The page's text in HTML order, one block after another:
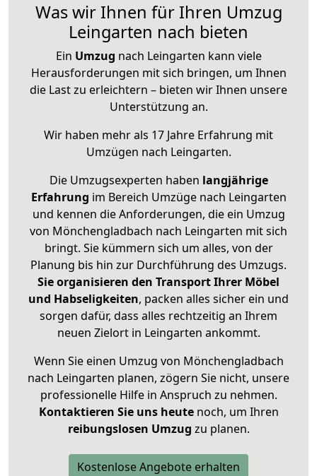
Was wir Ihnen für Ihren Umzug
Leingarten nach bieten
Ein Umzug nach Leingarten kann viele
Herausforderungen mit sich bringen, um Ihnen
die Last zu erleichtern – bieten wir Ihnen unsere
Unterstützung an.
Wir haben mehr als 17 Jahre Erfahrung mit
Umzügen nach Leingarten.
Die Umzugsexperten haben langjährige
Erfahrung im Bereich Umzüge nach Leingarten
und kennen die Anforderungen, die ein Umzug
von Mönchengladbach nach Leingarten mit sich
bringt. Sie kümmern sich um alles, von der
Planung bis hin zur Durchführung des Umzugs.
Sie organisieren den Transport Ihrer Möbel
und Habseligkeiten, packen alles sicher ein und
sorgen dafür, dass alles rechtzeitig an Ihrem
neuen Zielort in Leingarten ankommt.
Wenn Sie einen Umzug von Mönchengladbach
nach Leingarten planen, zögern Sie nicht, unsere
professionelle Hilfe in Anspruch zu nehmen.
Kontaktieren Sie uns heutenoch, um Ihren
reibungslosen Umzug zu planen.
Kostenlose Angebote erhalten